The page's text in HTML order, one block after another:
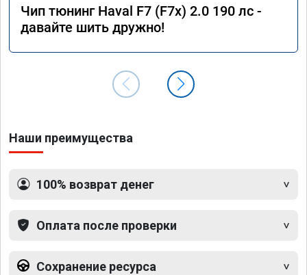
Чип тюнинг Haval F7 (F7x) 2.0 190 лс -
давайте шить дружно!
Наши преимущества
100% возврат денег
Оплата после проверки
Сохранение ресурса